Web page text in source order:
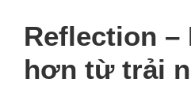
Reflection –
hơn từ trải